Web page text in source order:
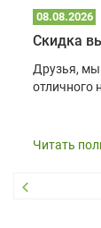
08.08.2026
Скидка
Друзья,
отличного
Читать